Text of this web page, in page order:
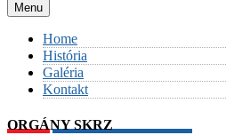
Menu
Home
História
Galéria
Kontakt
ORGÁNY SKRZ